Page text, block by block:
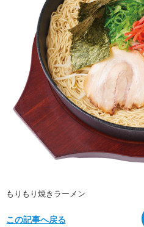
もりもり焼きラーメン
この記事へ戻る